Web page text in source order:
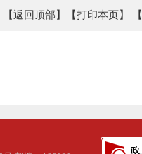
【返回顶部】 【打印本页】